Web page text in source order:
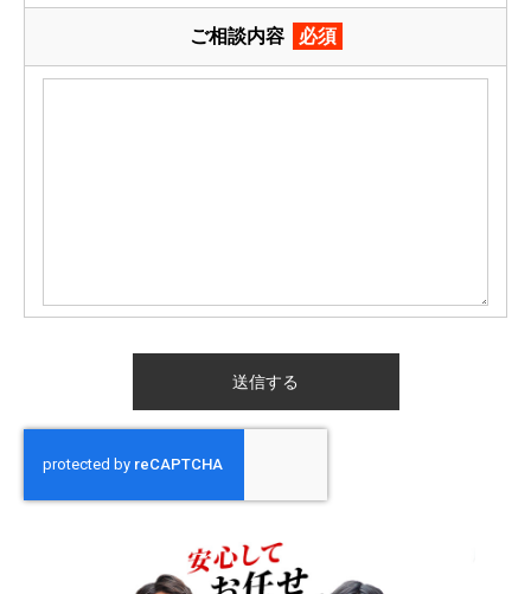
ご相談内容 必須